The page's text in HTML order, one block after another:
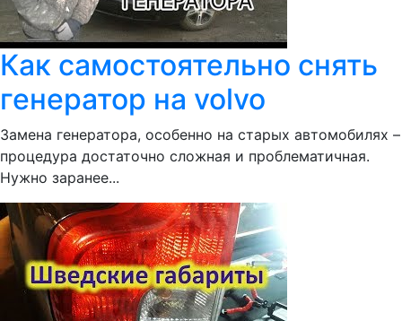
Как самостоятельно снять
генератор на volvo
Замена генератора, особенно на старых автомобилях –
процедура достаточно сложная и проблематичная.
Нужно заранее...